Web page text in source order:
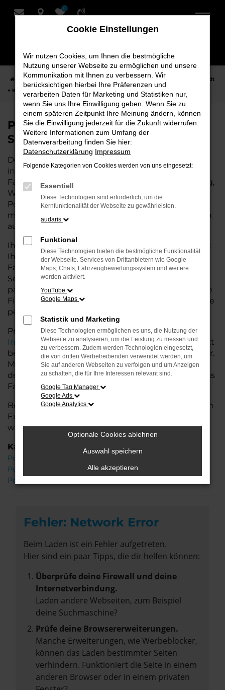
Zum
0
Startseite Stuhr Porsche
Porsche Cayenne Fahrzeuge bei Schmidt
+ Koch für Stuhr
Porsche Cayenne Fahrzeuge bei
Schmidt + Koch für Stuhr
Der Porsche Cayenne ist die perfekte Wahl für alle
in Stuhr, die ein zuverlässiges und modernes
Fahrzeug suchen. Ob für den täglichen Arbeitsweg,
Wochenendausflüge oder lange Reisen, der
Porsche Cayenne bietet Komfort, Effizienz und
modernes Design, das sowohl in der Stadt als auch
auf dem Land glänzt.
Ihr Porsche Autohaus in der Nähe von Stuhr bietet
Ihnen neben einer breiten Auswahl an Porsche
Fahrzeugen auch umfassende Beratung und
Service. Wir unterstützen Sie bei der Auswahl des
passenden Modells und bieten maßgeschneiderte
Finanzierungslösungen sowie Leasingoptionen, die
perfekt zu Ihrem Budget und Bedarf passen.
Profitieren Sie von zusätzlichen Services wie
Inzahlungnahme,Wartung und Reparaturendirekt
bei Ihrem Porsche Autohaus in der Nähe von Stuhr.
Mit unserer großen Auswahl an Fahrzeugen und
der professionellen Beratung finden Sie bei uns das
Fahrzeug, das Ihre Ansprüche erfüllt.
Besuchen Sie uns und lassen Sie sich von unserem
Expertenteam beraten – der Porsche Cayenne
wartet auf Sie!
Kategorie
Porsche Cayenne Stuhr
Porsche Cayenne Gebrauchtwagen Stuhr
Porsche Cayenne Neuwagen Stuhr
Fehler: Network Error
Beim Laden ist ein Fehler aufgetreten.
Hier sind ein paar Tipps, die dir helfen können:
Überprüfe deine Firewall und deine
Internetverbindung.
Laden andere Webseiten, zum Beispiel
deine Suchmaschine?
Prüfe deine Browsererweiterungen.
Manche Erweiterungen, wie Werbeblocker,
können das Laden bestimmter Seiten
verhindern. Funktioniert die Seite in einem
anderen Browser oder in einem privaten
Cookie Einstellungen
Wir nutzen Cookies, um Ihnen die bestmögliche
Nutzung unserer Webseite zu ermöglichen und unsere
Kommunikation mit Ihnen zu verbessern. Wir
berücksichtigen hierbei Ihre Präferenzen und
verarbeiten Daten für Marketing und Statistiken nur,
wenn Sie uns Ihre Einwilligung geben. Wenn Sie zu
einem späteren Zeitpunkt Ihre Meinung ändern, können
Sie die Einwilligung jederzeit für die Zukunft widerrufen.
Weitere Informationen zum Umfang der
Datenverarbeitung finden Sie hier:
Datenschutzerklärung Impressum
Folgende Kategorien von Cookies werden von uns eingesetzt:
Essentiell
Diese Technologien sind erforderlich, um die
Kernfunktionalität der Webseite zu gewährleisten.
audaris
Funktional
Diese Technologien bieten die bestmögliche Funktionalität
der Webseite. Services von Drittanbietern wie Google
Maps, Chats, Fahrzeugbewertungssystem und weitere
werden aktiviert.
YouTube
Google Maps
Statistik und Marketing
Diese Technologien ermöglichen es uns, die Nutzung der
Webseite zu analysieren, um die Leistung zu messen und
zu verbessern. Zudem werden Technologien eingesetzt,
die von dritten Werbetreibenden verwendet werden, um
Sie auf anderen Webseiten zu verfolgen und um Anzeigen
zu schalten, die für Ihre Interessen relevant sind.
Google Tag Manager
Google Ads
Google Analytics
Optionale Cookies ablehnen
Auswahl speichern
Alle akzeptieren